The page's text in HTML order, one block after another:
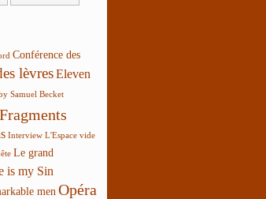
Conférence des
lèvresEleven
Samuel Becket
Fragments
Interview L'Espace vide
Le grand
is my Sin
men Opéra